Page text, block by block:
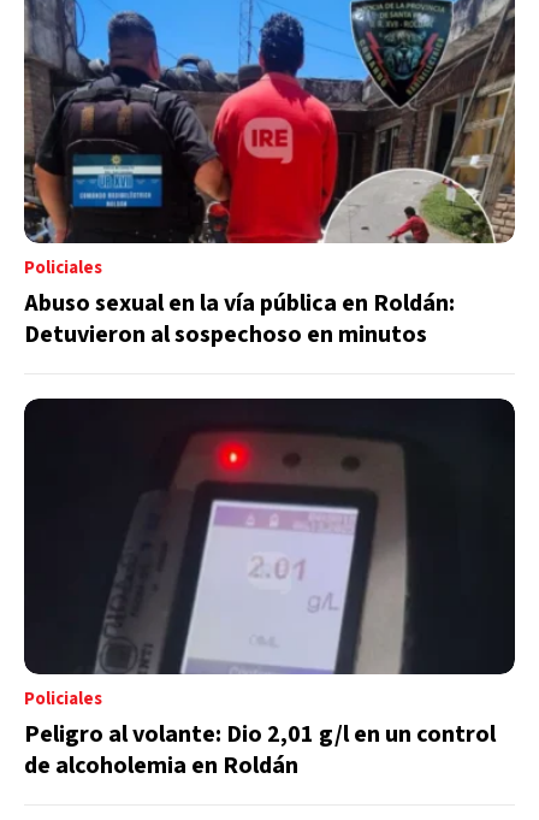
Policiales
Abuso sexual en la vía pública en Roldán:
Detuvieron al sospechoso en minutos
Policiales
Peligro al volante: Dio 2,01 g/l en un control
de alcoholemia en Roldán